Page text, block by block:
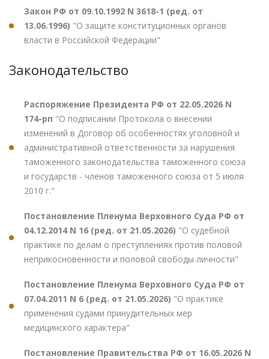
Закон РФ от 09.10.1992 N 3618-1 (ред. от
13.06.1996) "О защите конституционных органов
власти в Российской Федерации"
Законодательство
Распоряжение Президента РФ от 22.05.2026 N
174-рп "О подписании Протокола о внесении
изменений в Договор об особенностях уголовной и
административной ответственности за нарушения
таможенного законодательства таможенного союза
и государств - членов таможенного союза от 5 июля
2010 г."
Постановление Пленума Верховного Суда РФ от
04.12.2014 N 16 (ред. от 21.05.2026) "О судебной
практике по делам о преступлениях против половой
неприкосновенности и половой свободы личности"
Постановление Пленума Верховного Суда РФ от
07.04.2011 N 6 (ред. от 21.05.2026) "О практике
применения судами принудительных мер
медицинского характера"
Постановление Правительства РФ от 16.05.2026 N